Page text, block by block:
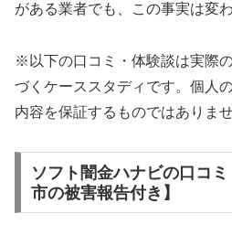
がある業者でも、この事実は変
※以下の口コミ・体験談は実際
づくケーススタディです。個人
内容を保証するものではありませ
ソフト闇金ハナビの口コ
市の被害報告付き】